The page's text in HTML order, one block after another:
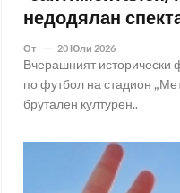
недодялан
От 20 Юли 2026
Вчерашният исторически
по футбол на стадион
брутален културен..